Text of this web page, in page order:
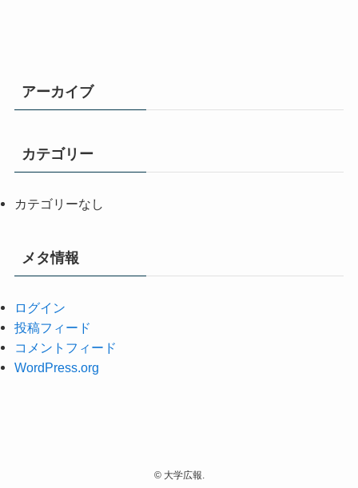
アーカイブ
カテゴリー
カテゴリーなし
メタ情報
ログイン
投稿フィード
コメントフィード
WordPress.org
©大学広報.